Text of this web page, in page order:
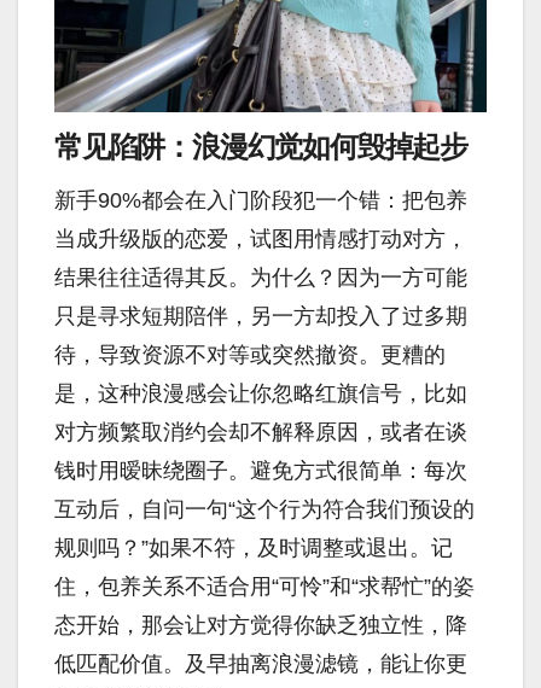
常见陷阱：浪漫幻觉如何毁掉起步
新手90%都会在入门阶段犯一个错：把包养
当成升级版的恋爱，试图用情感打动对方，
结果往往适得其反。为什么？因为一方可能
只是寻求短期陪伴，另一方却投入了过多期
待，导致资源不对等或突然撤资。更糟的
是，这种浪漫感会让你忽略红旗信号，比如
对方频繁取消约会却不解释原因，或者在谈
钱时用暧昧绕圈子。避免方式很简单：每次
互动后，自问一句“这个行为符合我们预设的
规则吗？”如果不符，及时调整或退出。记
住，包养关系不适合用“可怜”和“求帮忙”的姿
态开始，那会让对方觉得你缺乏独立性，降
低匹配价值。及早抽离浪漫滤镜，能让你更